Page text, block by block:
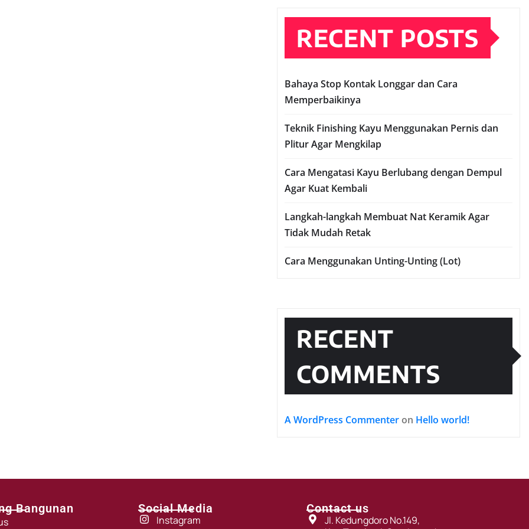
RECENT POSTS
Bahaya Stop Kontak Longgar dan Cara
Memperbaikinya
Teknik Finishing Kayu Menggunakan Pernis dan
Plitur Agar Mengkilap
Cara Mengatasi Kayu Berlubang dengan Dempul
Agar Kuat Kembali
Langkah-langkah Membuat Nat Keramik Agar
Tidak Mudah Retak
Cara Menggunakan Unting-Unting (Lot)
RECENT
COMMENTS
A WordPress Commenter on Hello world!
Bangunan Social Media
Instagram
Contact us
Jl. Kedungdoro No.149,